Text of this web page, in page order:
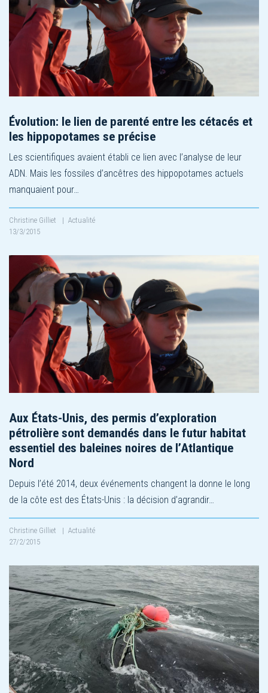
Évolution: le lien de parenté entre les cétacés et
les hippopotames se précise
Les scientifiques avaient établi ce lien avec l’analyse de leur
ADN. Mais les fossiles d’ancêtres des hippopotames actuels
manquaient pour…
Christine Gilliet | Actualité
13/3/2015
Aux États-Unis, des permis d’exploration
pétrolière sont demandés dans le futur habitat
essentiel des baleines noires de l’Atlantique
Nord
Depuis l’été 2014, deux événements changent la donne le long
de la côte est des États-Unis : la décision d’agrandir…
Christine Gilliet | Actualité
27/2/2015